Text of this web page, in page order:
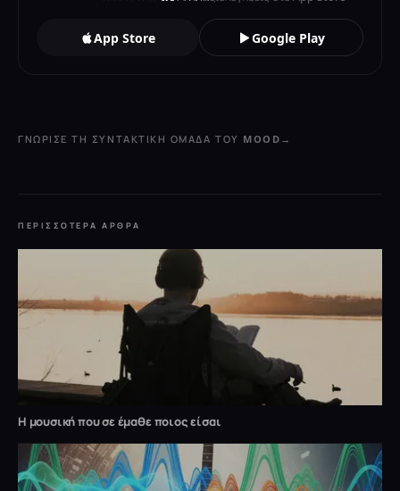
App Store Google Play
ΓΝΏΡΙΣΕ ΤΗ ΣΥΝΤΑΚΤΙΚΉ ΟΜΆΔΑ ΤΟΥ MOOD →
ΠΕΡΙΣΣΌΤΕΡΑ ΆΡΘΡΑ
Η μουσική που σε έμαθε ποιος είσαι